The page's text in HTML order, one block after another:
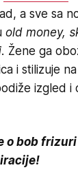
a sve sa
old money,
Žene ga
i stilizuje
izgled i
o bob